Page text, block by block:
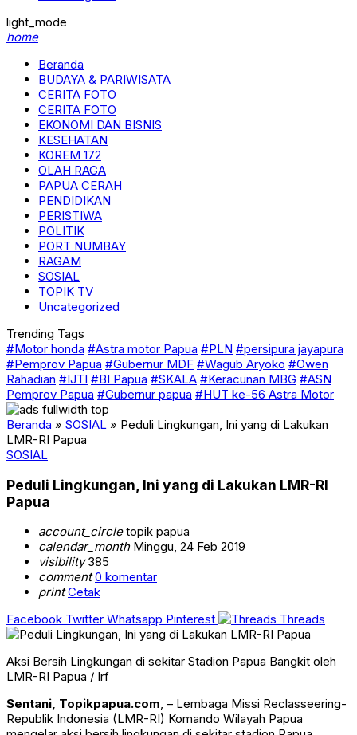
light_mode
home
Beranda
BUDAYA & PARIWISATA
CERITA FOTO
CERITA FOTO
EKONOMI DAN BISNIS
KESEHATAN
KOREM 172
OLAH RAGA
PAPUA CERAH
PENDIDIKAN
PERISTIWA
POLITIK
PORT NUMBAY
RAGAM
SOSIAL
TOPIK TV
Uncategorized
Trending Tags
#Motor honda #Astra motor Papua #PLN #persipura jayapura
#Pemprov Papua #Gubernur MDF #Wagub Aryoko #Owen
Rahadian #IJTI #BI Papua #SKALA #Keracunan MBG #ASN
Pemprov Papua #Gubernur papua #HUT ke-56 Astra Motor
Beranda » SOSIAL » Peduli Lingkungan, Ini yang di Lakukan
LMR-RI Papua
SOSIAL
Peduli Lingkungan, Ini yang di Lakukan LMR-RI
Papua
account_circletopik papua
calendar_monthMinggu, 24 Feb 2019
visibility385
comment 0 komentar
print Cetak
Facebook Twitter Whatsapp Pinterest Threads
Aksi Bersih Lingkungan di sekitar Stadion Papua Bangkit oleh
LMR-RI Papua / Irf
Sentani, Topikpapua.com, – Lembaga Missi Reclasseering-
Republik Indonesia (LMR-RI) Komando Wilayah Papua